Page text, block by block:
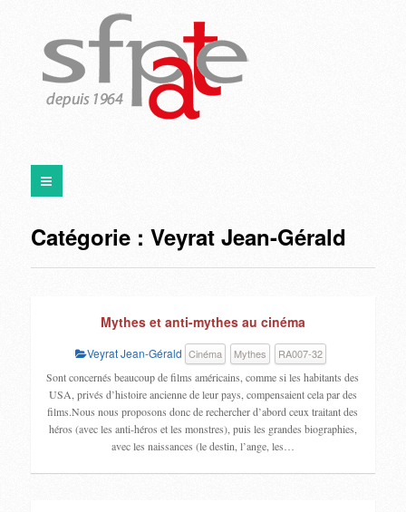
Catégorie : Veyrat Jean-Gérald
Mythes et anti-mythes au cinéma
Veyrat Jean-Gérald Cinéma Mythes
RA007-32
Sont concernés beaucoup de films américains, comme si les habitants des
USA, privés d’histoire ancienne de leur pays, compensaient cela par des
films.Nous nous proposons donc de rechercher d’abord ceux traitant des
héros (avec les anti-héros et les monstres), puis les grandes biographies,
avec les naissances (le destin, l’ange, les…